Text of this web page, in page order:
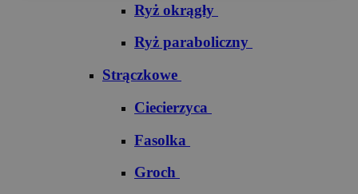
Ryż okrągły
Ryż paraboliczny
Strączkowe
Ciecierzyca
Fasolka
Groch